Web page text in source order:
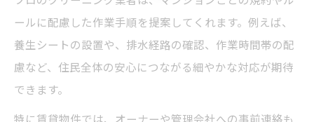
ールに配慮した作業手順を提案してくれます。例えば、
養生シートの設置や、排水経路の確認、作業時間帯の配
慮など、住民全体の安心につながる細やかな対応が期待
できます。
特に賃貸物件では、オーナーや管理会社への事前連絡も